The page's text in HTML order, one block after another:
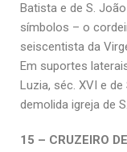
Batista e de S.
símbolos – o
seiscentista da
Em suportes
Luzia, séc. XVI e
demolida igreja de
15 – CRUZEIRO